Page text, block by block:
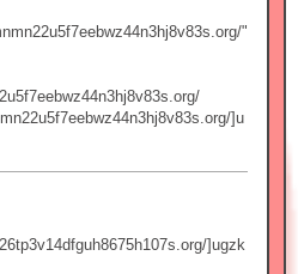
"
]u
]ugzk